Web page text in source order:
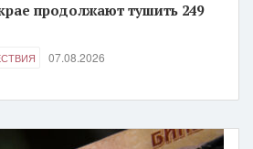
продолжают тушить 249
07.08.2026